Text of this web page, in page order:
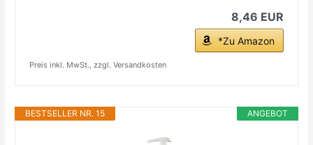
8,46 EUR
*Zu Amazon
Preis inkl. MwSt., zzgl. Versandkosten
ANGEBOT
BESTSELLER NR. 15